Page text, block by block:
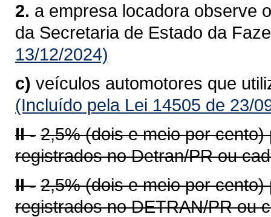
2. a empresa locadora observe
da Secretaria de Estado da
13/12/2024)
c) veículos automotores que
(Incluído pela Lei 14505 de 23/
II - 2,5% (dois e meio por
registrados no Detran/PR ou
II - 2,5% (dois e meio por
registrados no DETRAN/PR ou